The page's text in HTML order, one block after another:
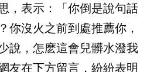
，表示：「你倒是說句話
你沒火之前到處推薦你，
說，怎麽這會兒髒水潑我
友在下方留言，紛紛表明